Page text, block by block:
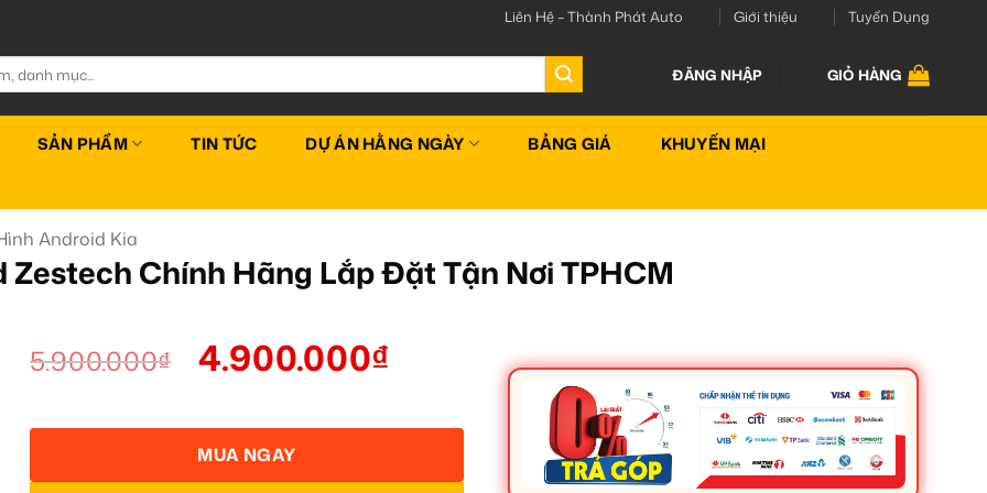
Liên Hệ – Thành Phát Auto Giới thiệu Tuyển Dụng
ĐĂNG NHẬP GIỎ HÀNG
SẢN PHẨM TIN TỨC DỰ ÁN HẰNG NGÀY BẢNG GIÁ KHUYẾN MẠI
Android Kia
Chính Hãng Lắp Đặt Tận Nơi TPHCM
5.900.000₫ 4.900.000₫
MUA NGAY